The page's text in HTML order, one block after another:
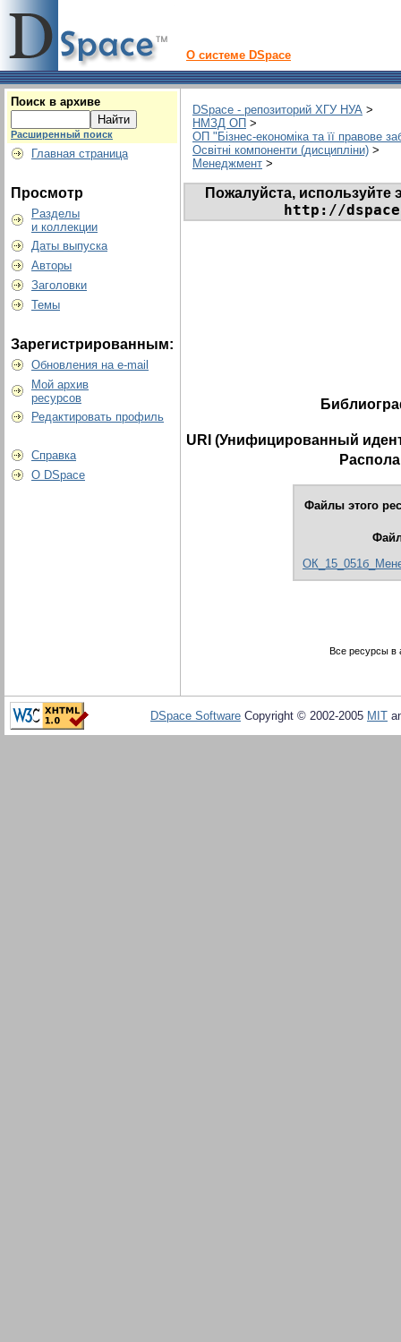
О системе DSpace
Поиск в архиве
Расширенный поиск
Главная страница
Просмотр
Разделы
и коллекции
Даты выпуска
Авторы
Заголовки
Темы
Зарегистрированным:
Обновления на e-mail
Мой архив
ресурсов
Редактировать профиль
Справка
О DSpace
DSpace - репозиторий ХГУ НУА >
НМЗД ОП >
ОП "Бізнес-економіка та її правове
Освітні компоненти (дисципліни) >
Менеджмент >
Пожалуйста, используйте
http://
URI (Унифицированный
Файлы этого
Все ресурсы в
DSpace Software Copyright © 2002-2005 MIT